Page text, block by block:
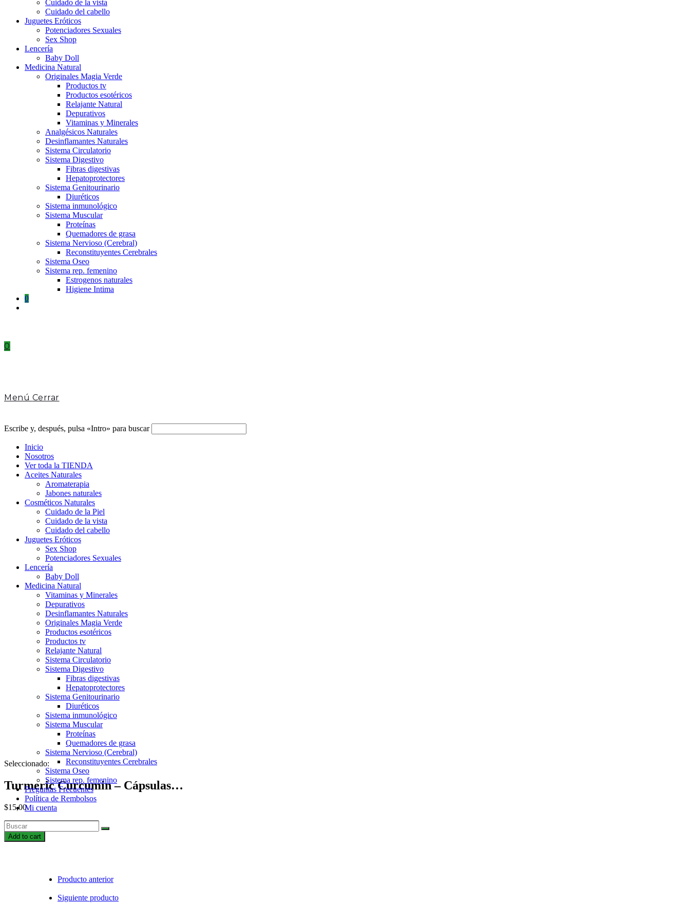
Cuidado de la vista
Cuidado del cabello
Juguetes Eróticos
Potenciadores Sexuales
Sex Shop
Lencería
Baby Doll
Medicina Natural
Originales Magia Verde
Productos tv
Productos esotéricos
Relajante Natural
Depurativos
Vitaminas y Minerales
Analgésicos Naturales
Desinflamantes Naturales
Sistema Circulatorio
Sistema Digestivo
Fibras digestivas
Hepatoprotectores
Sistema Genitourinario
Diuréticos
Sistema inmunológico
Sistema Muscular
Proteínas
Quemadores de grasa
Sistema Nervioso (Cerebral)
Reconstituyentes Cerebrales
Sistema Oseo
Sistema rep. femenino
Estrogenos naturales
Higiene Intima
0
0
Menú Cerrar
Escribe y, después, pulsa «Intro» para buscar
Inicio
Nosotros
Ver toda la TIENDA
Aceites Naturales
Aromaterapia
Jabones naturales
Cosméticos Naturales
Cuidado de la Piel
Cuidado de la vista
Cuidado del cabello
Juguetes Eróticos
Sex Shop
Potenciadores Sexuales
Lencería
Baby Doll
Medicina Natural
Vitaminas y Minerales
Depurativos
Desinflamantes Naturales
Originales Magia Verde
Productos esotéricos
Productos tv
Relajante Natural
Sistema Circulatorio
Sistema Digestivo
Fibras digestivas
Hepatoprotectores
Sistema Genitourinario
Diuréticos
Sistema inmunológico
Sistema Muscular
Proteínas
Quemadores de grasa
Sistema Nervioso (Cerebral)
Reconstituyentes Cerebrales
Sistema Oseo
Sistema rep. femenino
Preguntas Frecuentes
Política de Rembolsos
Mi cuenta
Seleccionado:
Turmeric Curcumin – Cápsulas…
$15,00
Turmeric
Curcumin
–
Add to cart
Producto anterior
Siguiente producto